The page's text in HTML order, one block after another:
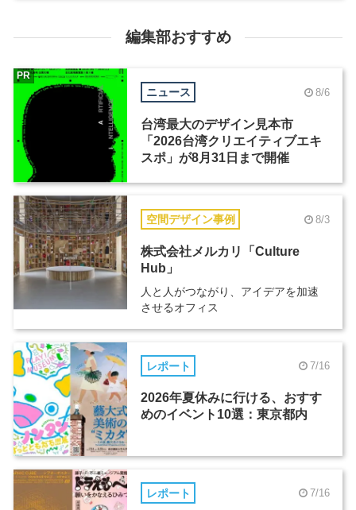
編集部おすすめ
ニュース 8/6
台湾最大のデザイン見本市
「2026台湾クリエイティブエキ
スポ」が8月31日まで開催
PR
空間デザイン事例 8/3
株式会社メルカリ「Culture
Hub」
人と人がつながり、アイデアを加速
させるオフィス
レポート 7/16
2026年夏休みに行ける、おすす
めのイベント10選：東京都内
レポート 7/16